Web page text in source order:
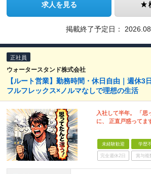
求人を見る
掲載終了予定日：
正社員
ウォータースタンド株式会社
【ルート営業】勤務時間・休日自由｜週休3
フルフレックス×ノルマなしで理想の生活
入社して半年。 「思
に、 正直戸惑ってま
未経験歓迎 学歴
完全週休2日 賞与複